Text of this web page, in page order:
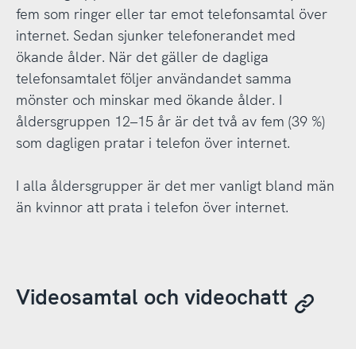
fem som ringer eller tar emot telefonsamtal över
internet. Sedan sjunker telefonerandet med
ökande ålder. När det gäller de dagliga
telefonsamtalet följer användandet samma
mönster och minskar med ökande ålder. I
åldersgruppen 12–15 år är det två av fem (39 %)
som dagligen pratar i telefon över internet.
I alla åldersgrupper är det mer vanligt bland män
än kvinnor att prata i telefon över internet.
Videosamtal och videochatt